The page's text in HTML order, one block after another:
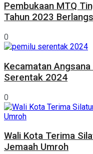
Pembukaan MTQ
Tahun 2023
0
Kecamatan
Serentak 2024
0
Wali Kota Terima
Jemaah Umroh